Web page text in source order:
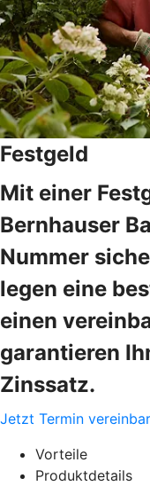
Festgeld
Mit einer
Bernhauser
Nummer
legen eine
einen
garantieren
Zinssatz.
Jetzt Termin
Vorteile
Produktdetails